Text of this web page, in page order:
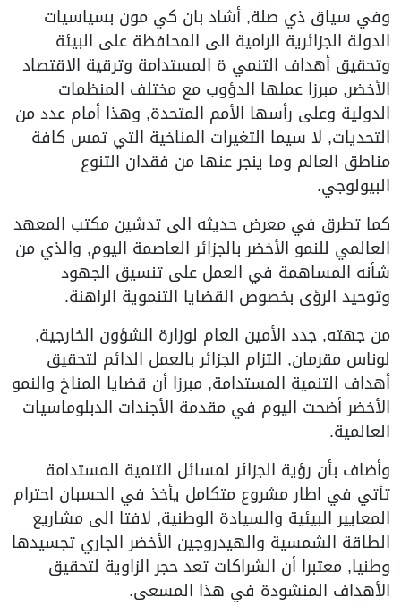
وفي سياق ذي صلة, أشاد بان كي مون بسياسيات
الدولة الجزائرية الرامية الى المحافظة على البيئة
وتحقيق أهداف التنمي ة المستدامة وترقية الاقتصاد
الأخضر, مبرزا عملها الدؤوب مع مختلف المنظمات
الدولية وعلى رأسها الأمم المتحدة, وهذا أمام عدد من
التحديات, لا سيما التغيرات المناخية التي تمس كافة
مناطق العالم وما ينجر عنها من فقدان التنوع
البيولوجي.
كما تطرق في معرض حديثه الى تدشين مكتب المعهد
العالمي للنمو الأخضر بالجزائر العاصمة اليوم, والذي من
شأنه المساهمة في العمل على تنسيق الجهود
وتوحيد الرؤى بخصوص القضايا التنموية الراهنة.
من جهته, جدد الأمين العام لوزارة الشؤون الخارجية,
لوناس مقرمان, التزام الجزائر بالعمل الدائم لتحقيق
أهداف التنمية المستدامة, مبرزا أن قضايا المناخ والنمو
الأخضر أضحت اليوم في مقدمة الأجندات الدبلوماسيات
العالمية.
وأضاف بأن رؤية الجزائر لمسائل التنمية المستدامة
تأتي في اطار مشروع متكامل يأخذ في الحسبان احترام
المعايير البيئية والسيادة الوطنية, لافتا الى مشاريع
الطاقة الشمسية والهيدروجين الأخضر الجاري تجسيدها
وطنيا, معتبرا أن الشراكات تعد حجر الزاوية لتحقيق
الأهداف المنشودة في هذا المسعى.